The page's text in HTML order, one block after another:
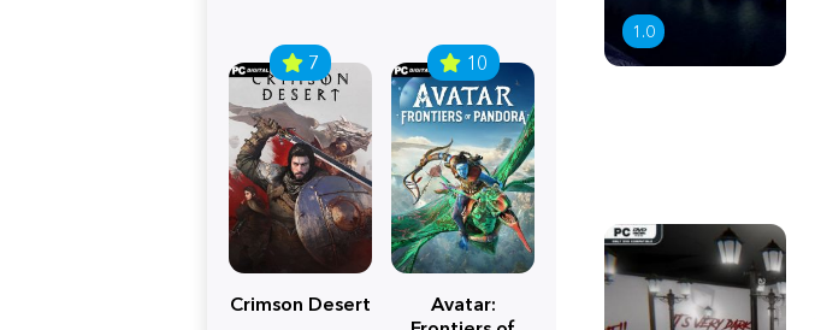
7
Crimson Desert
10
Avatar:
1.0